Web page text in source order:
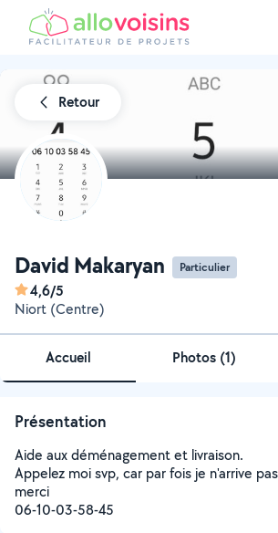
Retour
David Makaryan Particulier
4,6/5
Niort (Centre)
Accueil Photos (1)
Présentation
Aide aux déménagement et livraison.
Appelez moi svp, car par fois je n'arrive
merci
06-10-03-58-45